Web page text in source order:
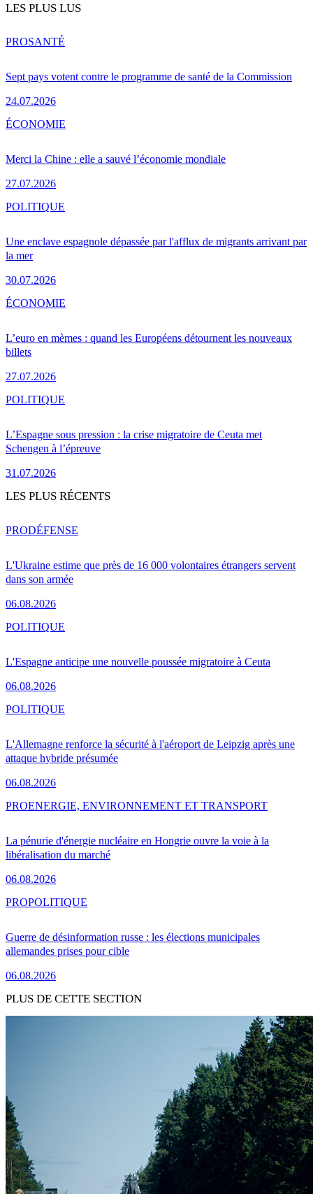
LES PLUS LUS
Sept pays votent contre le programme de santé de la Commission
24.07.2026
PROSANTÉ
Merci la Chine : elle a sauvé l’économie mondiale
27.07.2026
ÉCONOMIE
Une enclave espagnole dépassée par l'afflux de migrants arrivant par
la mer
30.07.2026
POLITIQUE
L’euro en mèmes : quand les Européens détournent les nouveaux
billets
27.07.2026
ÉCONOMIE
L’Espagne sous pression : la crise migratoire de Ceuta met
Schengen à l’épreuve
31.07.2026
POLITIQUE
LES PLUS RÉCENTS
L'Ukraine estime que près de 16 000 volontaires étrangers servent
dans son armée
06.08.2026
PRODÉFENSE
L'Espagne anticipe une nouvelle poussée migratoire à Ceuta
06.08.2026
POLITIQUE
L'Allemagne renforce la sécurité à l'aéroport de Leipzig après une
attaque hybride présumée
06.08.2026
POLITIQUE
La pénurie d'énergie nucléaire en Hongrie ouvre la voie à la
libéralisation du marché
06.08.2026
PROENERGIE, ENVIRONNEMENT ET TRANSPORT
Guerre de désinformation russe : les élections municipales
allemandes prises pour cible
06.08.2026
PROPOLITIQUE
PLUS DE CETTE SECTION